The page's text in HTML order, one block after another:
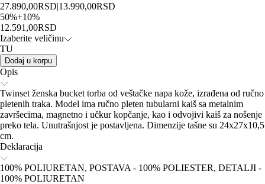
27.890,00RSD|13.990,00RSD
50%+10%
12.591,00RSD
Izaberite veličinu
TU
Dodaj u korpu
Opis
Twinset ženska bucket torba od veštačke napa kože, izrađena od ručno
pletenih traka. Model ima ručno pleten tubularni kaiš sa metalnim
završecima, magnetno i učkur kopčanje, kao i odvojivi kaiš za nošenje
preko tela. Unutrašnjost je postavljena. Dimenzije tašne su 24x27x10,5
cm.
Deklaracija
100% POLIURETAN, POSTAVA - 100% POLIESTER, DETALJI -
100% POLIURETAN